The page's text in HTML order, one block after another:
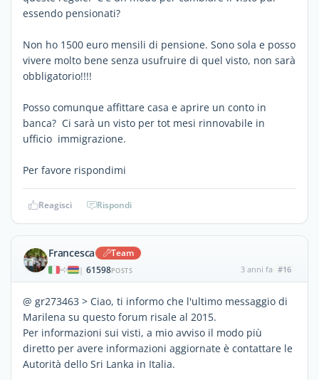
essendo pensionati?
Non ho 1500 euro mensili di pensione. Sono sola e posso
vivere molto bene senza usufruire di quel visto, non sarà
obbligatorio!!!!
Posso comunque affittare casa e aprire un conto in
banca? Ci sarà un visto per tot mesi rinnovabile in
ufficio immigrazione.
Per favore rispondimi
Reagisci Rispondi
Francesca Team
| 61598POSTS 3 anni fa #16
@ gr273463 > Ciao, ti informo che l'ultimo messaggio di
Marilena su questo forum risale al 2015.
Per informazioni sui visti, a mio avviso il modo più
diretto per avere informazioni aggiornate è contattare le
Autorità dello Sri Lanka in Italia.